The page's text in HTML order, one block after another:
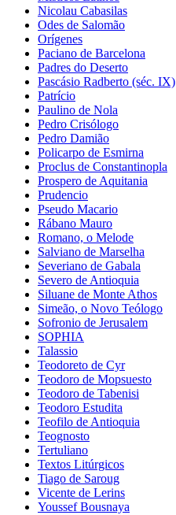
Nicolau Cabasilas
Odes de Salomão
Orígenes
Paciano de Barcelona
Padres do Deserto
Pascásio Radberto (séc. IX)
Patrício
Paulino de Nola
Pedro Crisólogo
Pedro Damião
Policarpo de Esmirna
Proclus de Constantinopla
Prospero de Aquitania
Prudencio
Pseudo Macario
Rábano Mauro
Romano, o Melode
Salviano de Marselha
Severiano de Gabala
Severo de Antioquia
Siluane de Monte Athos
Simeão, o Novo Teólogo
Sofronio de Jerusalem
SOPHIA
Talassio
Teodoreto de Cyr
Teodoro de Mopsuesto
Teodoro de Tabenisi
Teodoro Estudita
Teofilo de Antioquia
Teognosto
Tertuliano
Textos Litúrgicos
Tiago de Saroug
Vicente de Lerins
Youssef Bousnaya